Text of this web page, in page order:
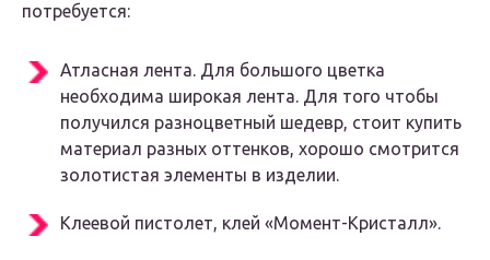
потребуется:
Атласная лента. Для большого цветка
необходима широкая лента. Для того чтобы
получился разноцветный шедевр, стоит купить
материал разных оттенков, хорошо смотрится
золотистая элементы в изделии.
Клеевой пистолет, клей «Момент-Кристалл».